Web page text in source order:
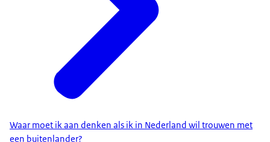
Waar moet ik aan denken als ik in Nederland wil trouwen met
een buitenlander?